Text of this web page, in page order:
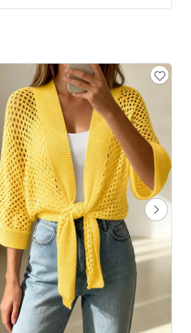
Gülseli Ajurlu Ön Bağlamalı Triko Hırka Sarı